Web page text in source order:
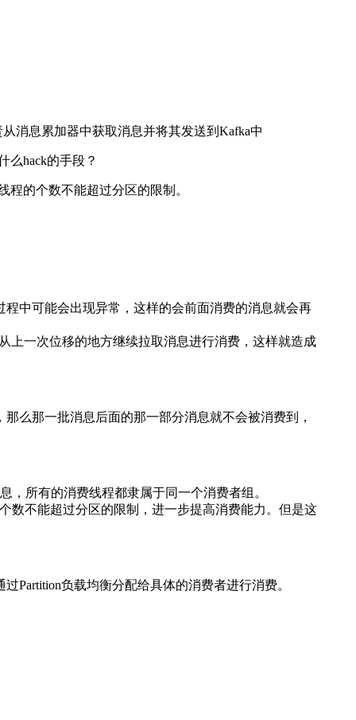
消息累加器中获取消息并将其发送到Kafka中
么hack的手段？
程的个数不能超过分区的限制。
中可能会出现异常，这样的会前面消费的消息就会再
上一次位移的地方继续拉取消息进行消费，这样就造成
么那一批消息后面的那一部分消息就不会被消费到，
，所有的消费线程都隶属于同一个消费者组。
数不能超过分区的限制，进一步提高消费能力。但是这
Partition负载均衡分配给具体的消费者进行消费。